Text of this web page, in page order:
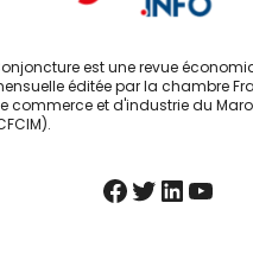
MAROC-FRANCE
est une revue
éditée par la chambre
commerce et d'industrie du
Facebook
Twitter
LinkedIn